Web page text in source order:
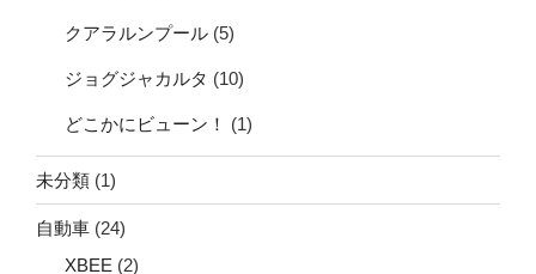
クアラルンプール (5)
ジョグジャカルタ (10)
どこかにビューン！ (1)
未分類 (1)
自動車 (24)
XBEE (2)